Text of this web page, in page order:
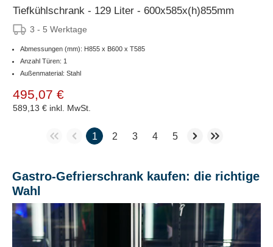
Tiefkühlschrank - 129 Liter - 600x585x(h)855mm
3 - 5 Werktage
Abmessungen (mm): H855 x B600 x T585
Anzahl Türen: 1
Außenmaterial: Stahl
495,07 €
589,13 € inkl. MwSt.
1 2 3 4 5
Gastro-Gefrierschrank kaufen: die richtige
Wahl